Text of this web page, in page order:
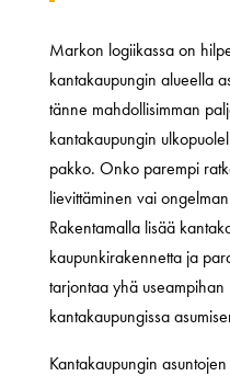
Markon logiikassa on
kantakaupungin alueella
tänne mahdollisimman
kantakaupungin
pakko. Onko parempi
lievittäminen vai
Rakentamalla lisää
kaupunkirakennetta ja
tarjontaa yhä useampihan
kantakaupungissa
Kantakaupungin